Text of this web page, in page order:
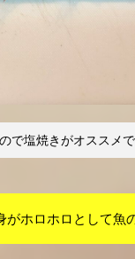
で塩焼きがオススメ
がホロホロとして魚